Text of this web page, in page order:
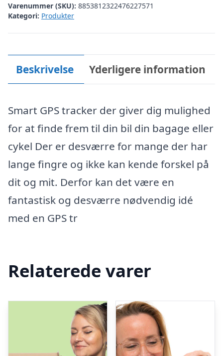
Varenummer (SKU): 8853812322476227571
Kategori: Produkter
Beskrivelse Yderligere information
Smart GPS tracker der giver dig mulighed
for at finde frem til din bil din bagage eller
cykel Der er desværre for mange der har
lange fingre og ikke kan kende forskel på
dit og mit. Derfor kan det være en
fantastisk og desværre nødvendig idé
med en GPS tr
Relaterede varer